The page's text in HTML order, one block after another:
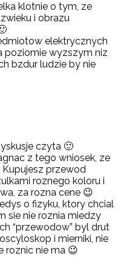
klotnie o tym, ze
i obrazu
elektrycznych
poziomie wyzszym niz
bzdur ludzie by nie
czyta 🙂
z tego wniosek, ze
przewod
roznego koloru i
za rozna cene 😉
o fizyku, ktory chcial
sie nie roznia miedzy
“przewodow” byl drut
i mierniki, nie
roznic nie ma 😉